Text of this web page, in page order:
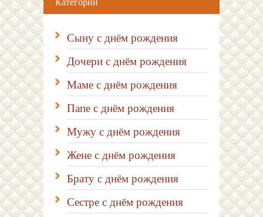
Сыну с днём рождения
Дочери с днём рождения
Маме с днём рождения
Папе с днём рождения
Мужу с днём рождения
Жене с днём рождения
Брату с днём рождения
Сестре с днём рождения